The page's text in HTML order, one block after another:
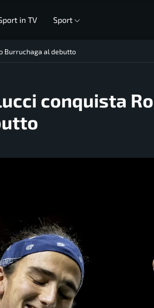
in TV Sport
Burruchaga al debutto
conquista